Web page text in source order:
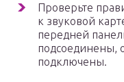
Проверьте
к звуковой
передней
подсоединены,
подключены.